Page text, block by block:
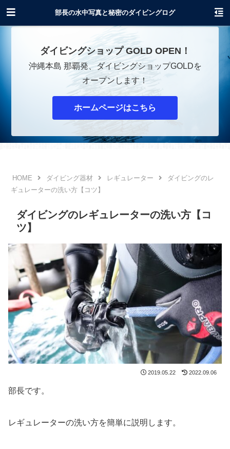
沖縄でダイビングショップOPENします！
ダイビングショップ GOLD OPEN！
沖縄本島 那覇発、ダイビングショップGOLDを
オープンします！
ホームページはこちら
ダイビング器材 レギュレーター
ダイビングのレ
ギュレーターの洗い方【コツ】
ダイビングのレギュレーターの洗い方【コ
ツ】
2019.05.22 2022.09.06
部長です。
レギュレーターの洗い方を簡単に説明します。
部長の水中写真と秘密のダイビングログ